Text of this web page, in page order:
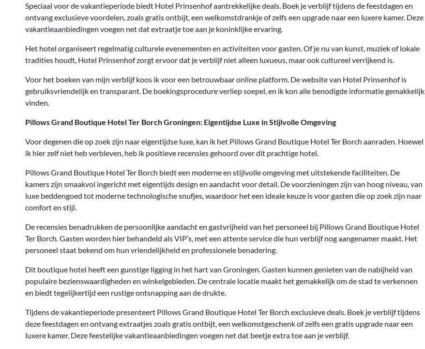
Speciaal voor de vakantieperiode biedt Hotel Prinsenhof aantrekkelijke deals. Boek je verblijf tijdens de feestdagen en
ontvang exclusieve voordelen, zoals gratis ontbijt, een welkomstdrankje of zelfs een upgrade naar een luxere kamer. Deze
vakantieaanbiedingen voegen net dat extraatje toe aan je koninklijke ervaring.
Het hotel organiseert regelmatig culturele evenementen en activiteiten voor gasten. Of je nu van kunst, muziek of lokale
tradities houdt, Hotel Prinsenhof zorgt ervoor dat je verblijf niet alleen luxueus, maar ook cultureel verrijkend is.
Voor het boeken van mijn verblijf koos ik voor een betrouwbaar online platform. De website van Hotel Prinsenhof is
gebruiksvriendelijk en transparant. De boekingsprocedure verliep soepel, en ik kon alle benodigde informatie gemakkelijk
vinden.
Pillows Grand Boutique Hotel Ter Borch Groningen: Eigentijdse Luxe in Stijlvolle Omgeving
Voor degenen die op zoek zijn naar eigentijdse luxe, kan ik het Pillows Grand Boutique Hotel Ter Borch aanraden. Hoewel
ik hier zelf niet heb verbleven, heb ik positieve recensies gehoord over dit prachtige hotel.
Pillows Grand Boutique Hotel Ter Borch biedt een moderne en stijlvolle omgeving met uitstekende faciliteiten. De
kamers zijn smaakvol ingericht met eigentijds design en aandacht voor detail. De voorzieningen zijn van hoog niveau, van
luxe beddengoed tot moderne technologische snufjes, waardoor het een ideale keuze is voor gasten die op zoek zijn naar
comfort en stijl.
De recensies benadrukken de persoonlijke aandacht en gastvrijheid van het personeel bij Pillows Grand Boutique Hotel
Ter Borch. Gasten worden hier behandeld als VIP’s, met een attente service die hun verblijf nog aangenamer maakt. Het
personeel staat bekend om hun vriendelijkheid en professionele benadering.
Dit boutique hotel heeft een gunstige ligging in het hart van Groningen. Gasten kunnen genieten van de nabijheid van
populaire bezienswaardigheden en winkelgebieden. De centrale locatie maakt het gemakkelijk om de stad te verkennen
en biedt tegelijkertijd een rustige ontsnapping aan de drukte.
Tijdens de vakantieperiode presenteert Pillows Grand Boutique Hotel Ter Borch exclusieve deals. Boek je verblijf tijdens
deze feestdagen en ontvang extraatjes zoals gratis ontbijt, een welkomstgeschenk of zelfs een gratis upgrade naar een
luxere kamer. Deze feestelijke vakantieaanbiedingen voegen net dat beetje extra toe aan je verblijf.